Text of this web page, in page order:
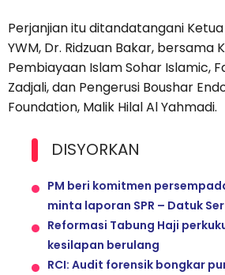
Perjanjian itu ditandatangani
YWM, Dr. Ridzuan Bakar, bersama
Pembiayaan Islam Sohar Islamic,
Zadjali, dan Pengerusi Boushar
Foundation, Malik Hilal Al Yahmadi.
DISYORKAN
PM beri komitmen
minta laporan SPR – Datuk
Reformasi Tabung Haji
kesilapan berulang
RCI: Audit forensik bongkar